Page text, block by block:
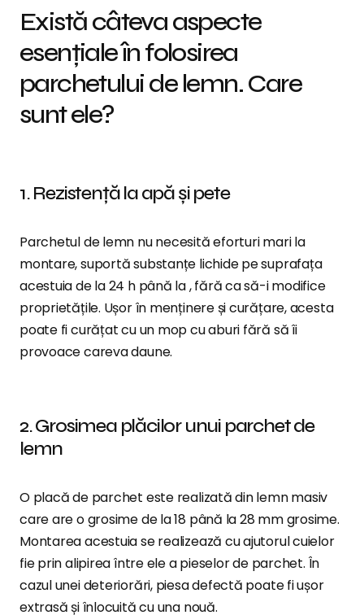
Există câteva aspecte
esențiale în folosirea
parchetului de lemn. Care
sunt ele?
1. Rezistență la apă și pete
Parchetul de lemn nu necesită eforturi mari la
montare, suportă substanțe lichide pe suprafața
acestuia de la 24 h până la , fără ca să-i modifice
proprietățile. Ușor în menținere și curățare, acesta
poate fi curățat cu un mop cu aburi fără să îi
provoace careva daune.
2. Grosimea plăcilor unui parchet de
lemn
O placă de parchet este realizată din lemn masiv
care are o grosime de la 18 până la 28 mm grosime.
Montarea acestuia se realizează cu ajutorul cuielor
fie prin alipirea între ele a pieselor de parchet. În
cazul unei deteriorări, piesa defectă poate fi ușor
extrasă și înlocuită cu una nouă.